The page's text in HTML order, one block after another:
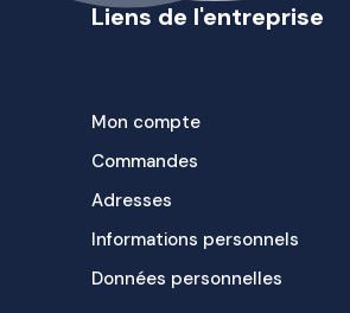
Liens de l'entreprise
Mon compte
Commandes
Adresses
Informations personnels
Données personnelles